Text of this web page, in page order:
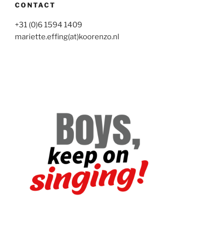
CONTACT
+31 (0)6 1594 1409
mariette.effing(at)koorenzo.nl